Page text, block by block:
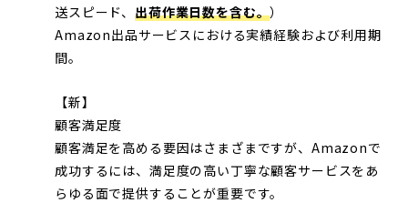
送スピード、出荷作業日数を含む。）
Amazon出品サービスにおける実績経験および利用期
間。
【新】
顧客満足度
顧客満足を高める要因はさまざまですが、Amazonで
成功するには、満足度の高い丁寧な顧客サービスをあ
らゆる面で提供することが重要です。